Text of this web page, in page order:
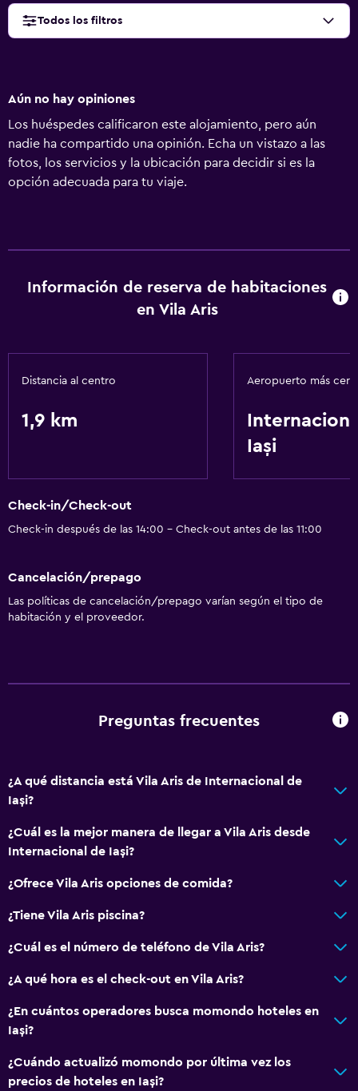
Todos los filtros
Aún no hay opiniones
Los huéspedes calificaron este alojamiento, pero aún
nadie ha compartido una opinión. Echa un vistazo a las
fotos, los servicios y la ubicación para decidir si es la
opción adecuada para tu viaje.
Información de reserva de habitaciones
en Vila Aris
Distancia al centro
1,9 km
Aeropuerto más
Iași
Check-in/Check-out
Check-in después de las 14:00 - Check-out antes de las 11:00
Cancelación/prepago
Las políticas de cancelación/prepago varían según el tipo de
habitación y el proveedor.
Preguntas frecuentes
¿A qué distancia está Vila Aris de Internacional de
Iași?
¿Cuál es la mejor manera de llegar a Vila Aris desde
Internacional de Iași?
¿Ofrece Vila Aris opciones de comida?
¿Tiene Vila Aris piscina?
¿Cuál es el número de teléfono de Vila Aris?
¿A qué hora es el check-out en Vila Aris?
¿En cuántos operadores busca momondo hoteles en
Iași?
¿Cuándo actualizó momondo por última vez los
precios de hoteles en Iași?